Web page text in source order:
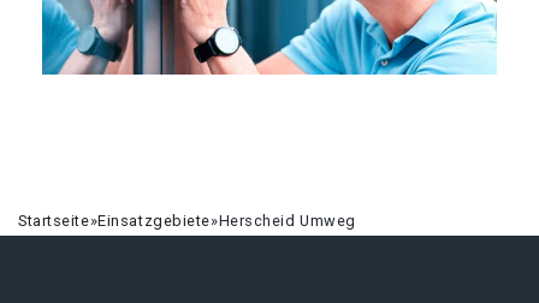
Startseite»Einsatzgebiete»Herscheid Umweg